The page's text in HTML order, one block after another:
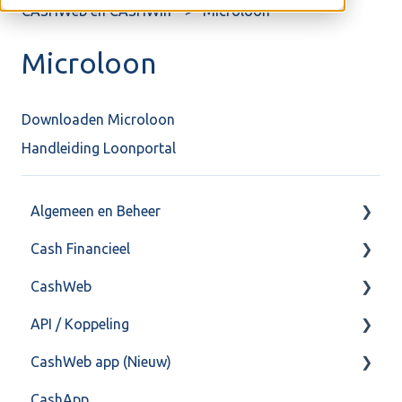
CASHWeb en CASHWin Microloon
Microloon
Downloaden Microloon
Handleiding Loonportal
Algemeen en Beheer
Bank(koppeling)
Import/Export
Postbus
Training & Consultancy
Cash Financieel
Boekhoud
Fiscaal
Overig
CashWeb
CashHero Layout
Mailen vanuit CASHWeb
API / Koppeling
Algemeen
CashWeb app (Nieuw)